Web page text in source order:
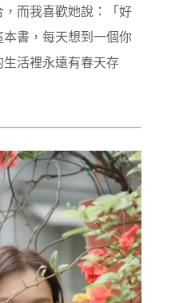
而我喜歡她說：「好
書，每天想到一個你
活裡永遠有春天存